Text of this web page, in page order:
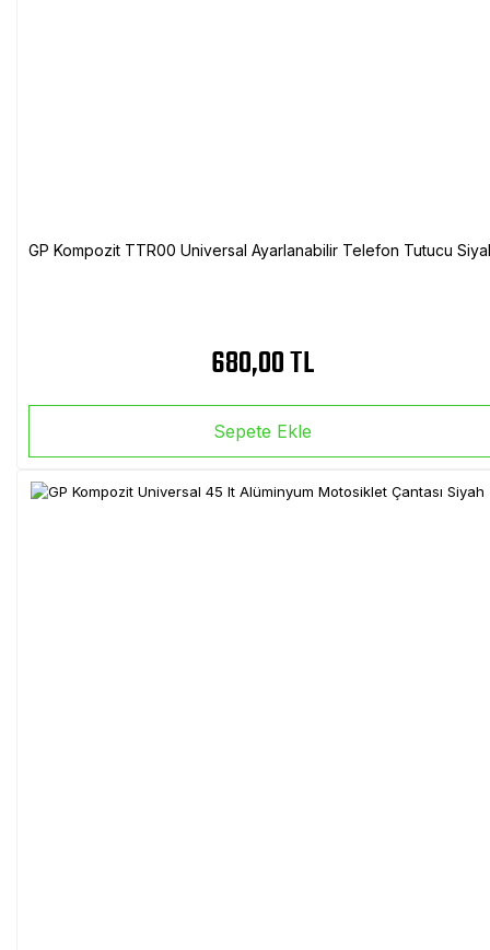
GP Kompozit TTR00 Universal Ayarlanabilir Telefon Tutucu
680,00 TL
Sepete Ekle